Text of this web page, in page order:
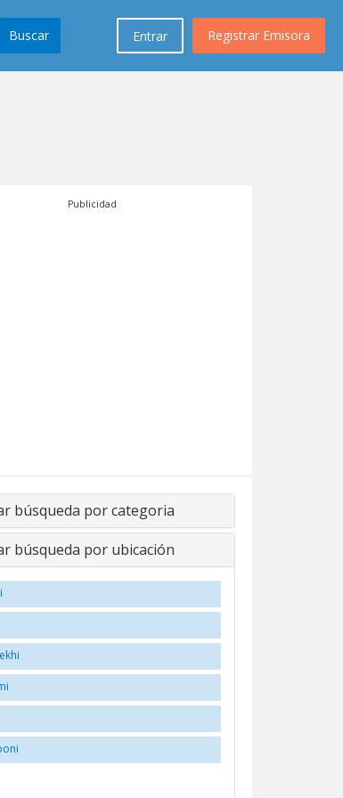
Registrar Emisora
Entrar
Buscar
Publicidad
búsqueda por categoria
búsqueda por ubicación